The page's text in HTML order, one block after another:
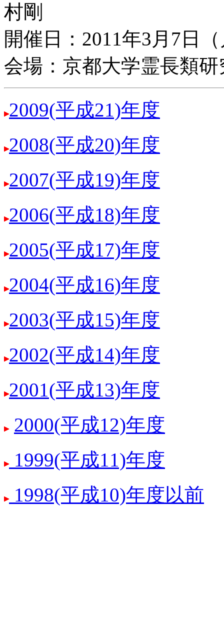
村剛
開催日：2011年3月7日
会場：京都大学霊長類
2009(平成21)年度
2008(平成20)年度
2007(平成19)年度
2006(平成18)年度
2005(平成17)年度
2004(平成16)年度
2003(平成15)年度
2002(平成14)年度
2001(平成13)年度
2000(平成12)年度
1999(平成11)年度
1998(平成10)年度以前